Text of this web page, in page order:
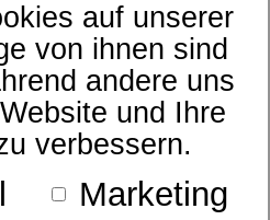
auf unserer
von ihnen sind
andere uns
und Ihre
verbessern.
Marketing